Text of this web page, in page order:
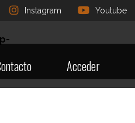
Instagram Youtube
Acceder